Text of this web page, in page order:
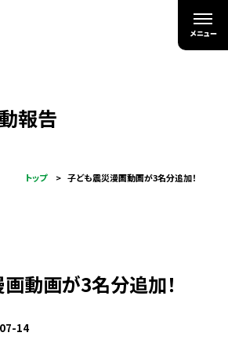
報告
トップ 子ども震災漫画動画が3名分追加！
動画が3名分追加！
14